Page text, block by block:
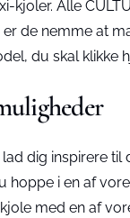
Alle
er de nemme at
du skal klikke
dig inspirere
i en af
med en af